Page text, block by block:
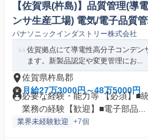
【佐賀県(杵島)】品質管理(導
ンサ生産工場) 電気/電子品質
パナソニックインダストリー株式会社
佐賀拠点にて導電性高分子コンデン
ます。新製品認定や変更管理にお...
佐賀県杵島郡
月給27万3000円～48万5000円
必要な経験・能力等 【必須】■
業務の経験【歓迎】■電子部品...
業界未経験歓迎 +7個